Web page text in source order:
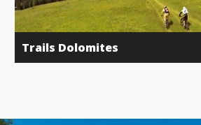
Trails Dolomites